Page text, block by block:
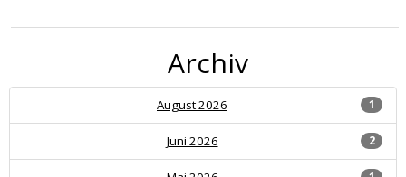
Archiv
1
August 2026
2
Juni 2026